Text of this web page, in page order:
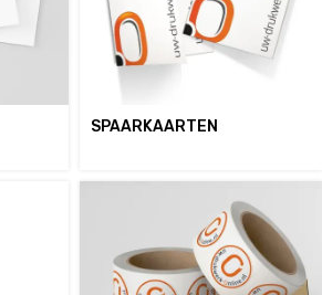
SPAARKAARTEN